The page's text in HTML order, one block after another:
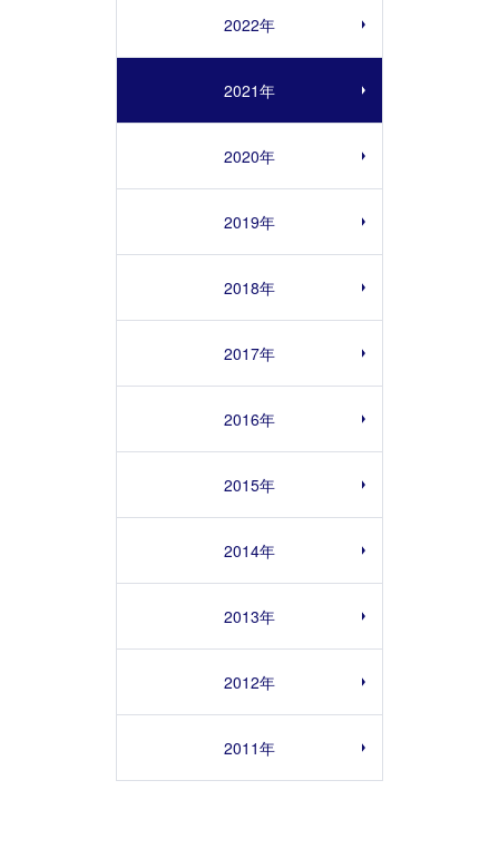
2022年
2021年
2020年
2019年
2018年
2017年
2016年
2015年
2014年
2013年
2012年
2011年